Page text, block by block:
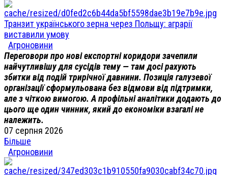
Транзит українського зерна через Польщу: аграрії
виставили умову
Агроновини
Переговори про нові експортні коридори зачепили
найчутливішу для сусідів тему — там досі рахують
збитки від подій трирічної давнини. Позиція галузевої
організації сформульована без відмови від підтримки,
але з чіткою вимогою. А профільні аналітики додають до
цього ще один чинник, який до економіки взагалі не
належить.
07 серпня 2026
Більше
Агроновини